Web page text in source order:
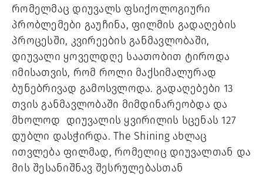
რომელმაც დიუვალს ფსიქოლოგიური
პრობლემები გაუჩინა, ფილმის გადაღების
პროცესში, კვირეების განმავლობაში,
დიუვალი ყოველდღე საათობით ტიროდა
იმისათვის, რომ როლი მაქსიმალურად
ბუნებრივად გამოსვლოდა. გადაღებები 13
თვის განმავლობაში მიმდინარეობდა და
მხოლოდ დიუვალის ყვირილის სცენას 127
დუბლი დასჭირდა. The Shining ახლაც
ითვლება ფილმად, რომელიც დიუვალთან და
მის შესანიშნავ შესრულებასთან